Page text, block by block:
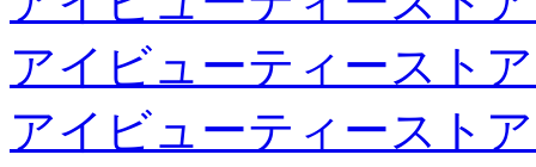
アイビューティースト
アイビューティースト